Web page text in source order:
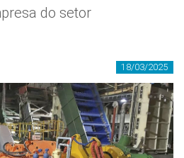
do setor
18/03/2025